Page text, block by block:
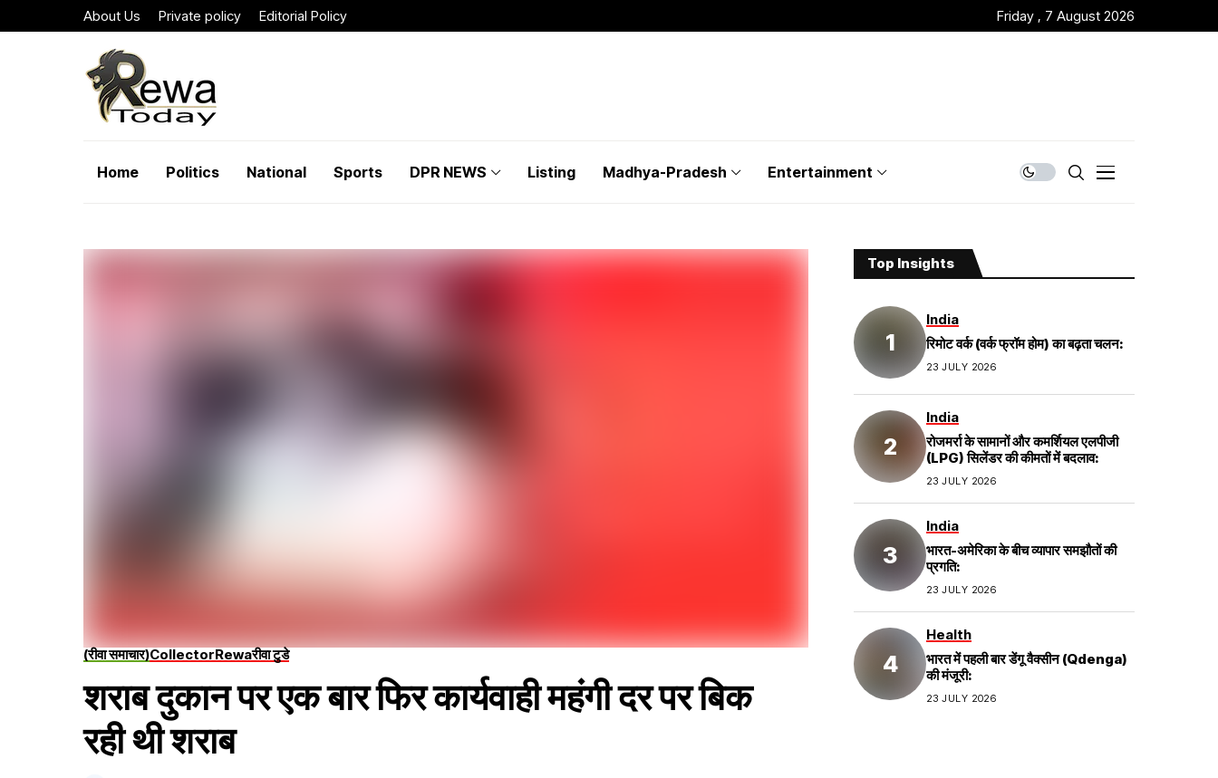
About Us Private policy Editorial Policy Friday , 7 August 2026
Home Politics National Sports DPR NEWS Listing Madhya-Pradesh Entertainment
(रीवा समाचार)CollectorRewaरीवा टुडे
शराब दुकान पर एक बार फिर कार्यवाही महंगी दर पर बिक
रही थी शराब
Top Insights
India
रिमोट वर्क (वर्क फ्रॉम होम) का बढ़ता चलन:
23 JULY 2026
India
रोजमर्रा के सामानों और कमर्शियल एलपीजी
(LPG) सिलेंडर की कीमतों में बदलाव:
23 JULY 2026
India
भारत-अमेरिका के बीच व्यापार समझौतों की
प्रगति:
23 JULY 2026
Health
भारत में पहली बार डेंगू वैक्सीन (Qdenga)
की मंजूरी:
23 JULY 2026